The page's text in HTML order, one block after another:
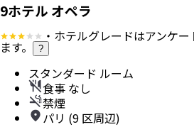
9ホテル オペラ
・ホテルグレードはアンケ
ます。 ?
スタンダード ルーム
食事 なし
禁煙
パリ (9 区周辺)